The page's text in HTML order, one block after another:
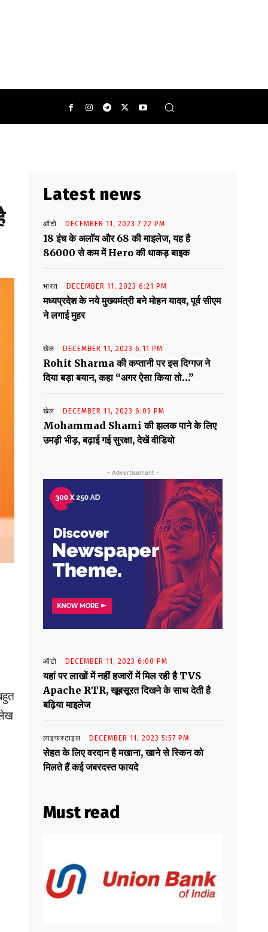
Latest news
ऑटो DECEMBER 11, 2023 7:22 PM
18 इंच के अलॉय और 68 की माइलेज, यह है
86000 से कम में Hero की धाकड़ बाइक
भारत DECEMBER 11, 2023 6:21 PM
मध्यप्रदेश के नये मुख्यमंत्री बने मोहन यादव, पूर्व सीएम
ने लगाई मुहर
खेल DECEMBER 11, 2023 6:11 PM
Rohit Sharma की कप्तानी पर इस दिग्गज ने
दिया बड़ा बयान, कहा “अगर ऐसा किया तो…”
खेल DECEMBER 11, 2023 6:05 PM
Mohammad Shami की झलक पाने के लिए
उमड़ी भीड़, बढ़ाई गई सुरक्षा, देखें वीडियो
- Advertisement -
ऑटो DECEMBER 11, 2023 6:00 PM
यहां पर लाखों में नहीं हजारों में मिल रही है TVS
Apache RTR, खूबसूरत दिखने के साथ देती है
बढ़िया माइलेज
लाइफस्टाइल DECEMBER 11, 2023 5:57 PM
सेहत के लिए वरदान है मखाना, खाने से स्किन को
मिलते हैं कई जबरदस्त फायदे
Must read